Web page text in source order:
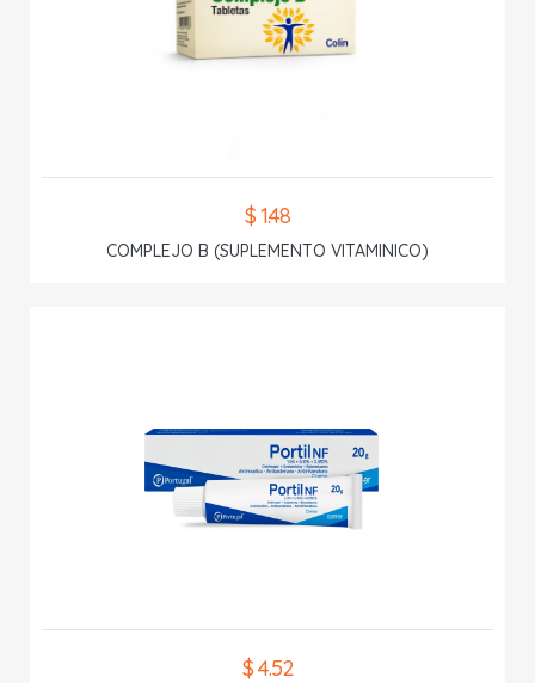
$ 1.48
COMPLEJO B (SUPLEMENTO VITAMINICO)
$ 4.52